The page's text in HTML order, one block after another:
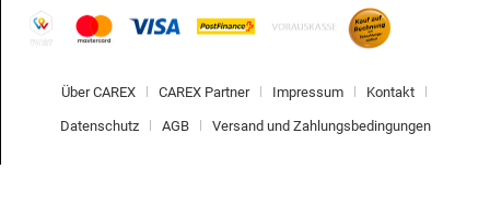
Über CAREX CAREX Partner Impressum Kontakt
Datenschutz AGB Versand und Zahlungsbedingungen